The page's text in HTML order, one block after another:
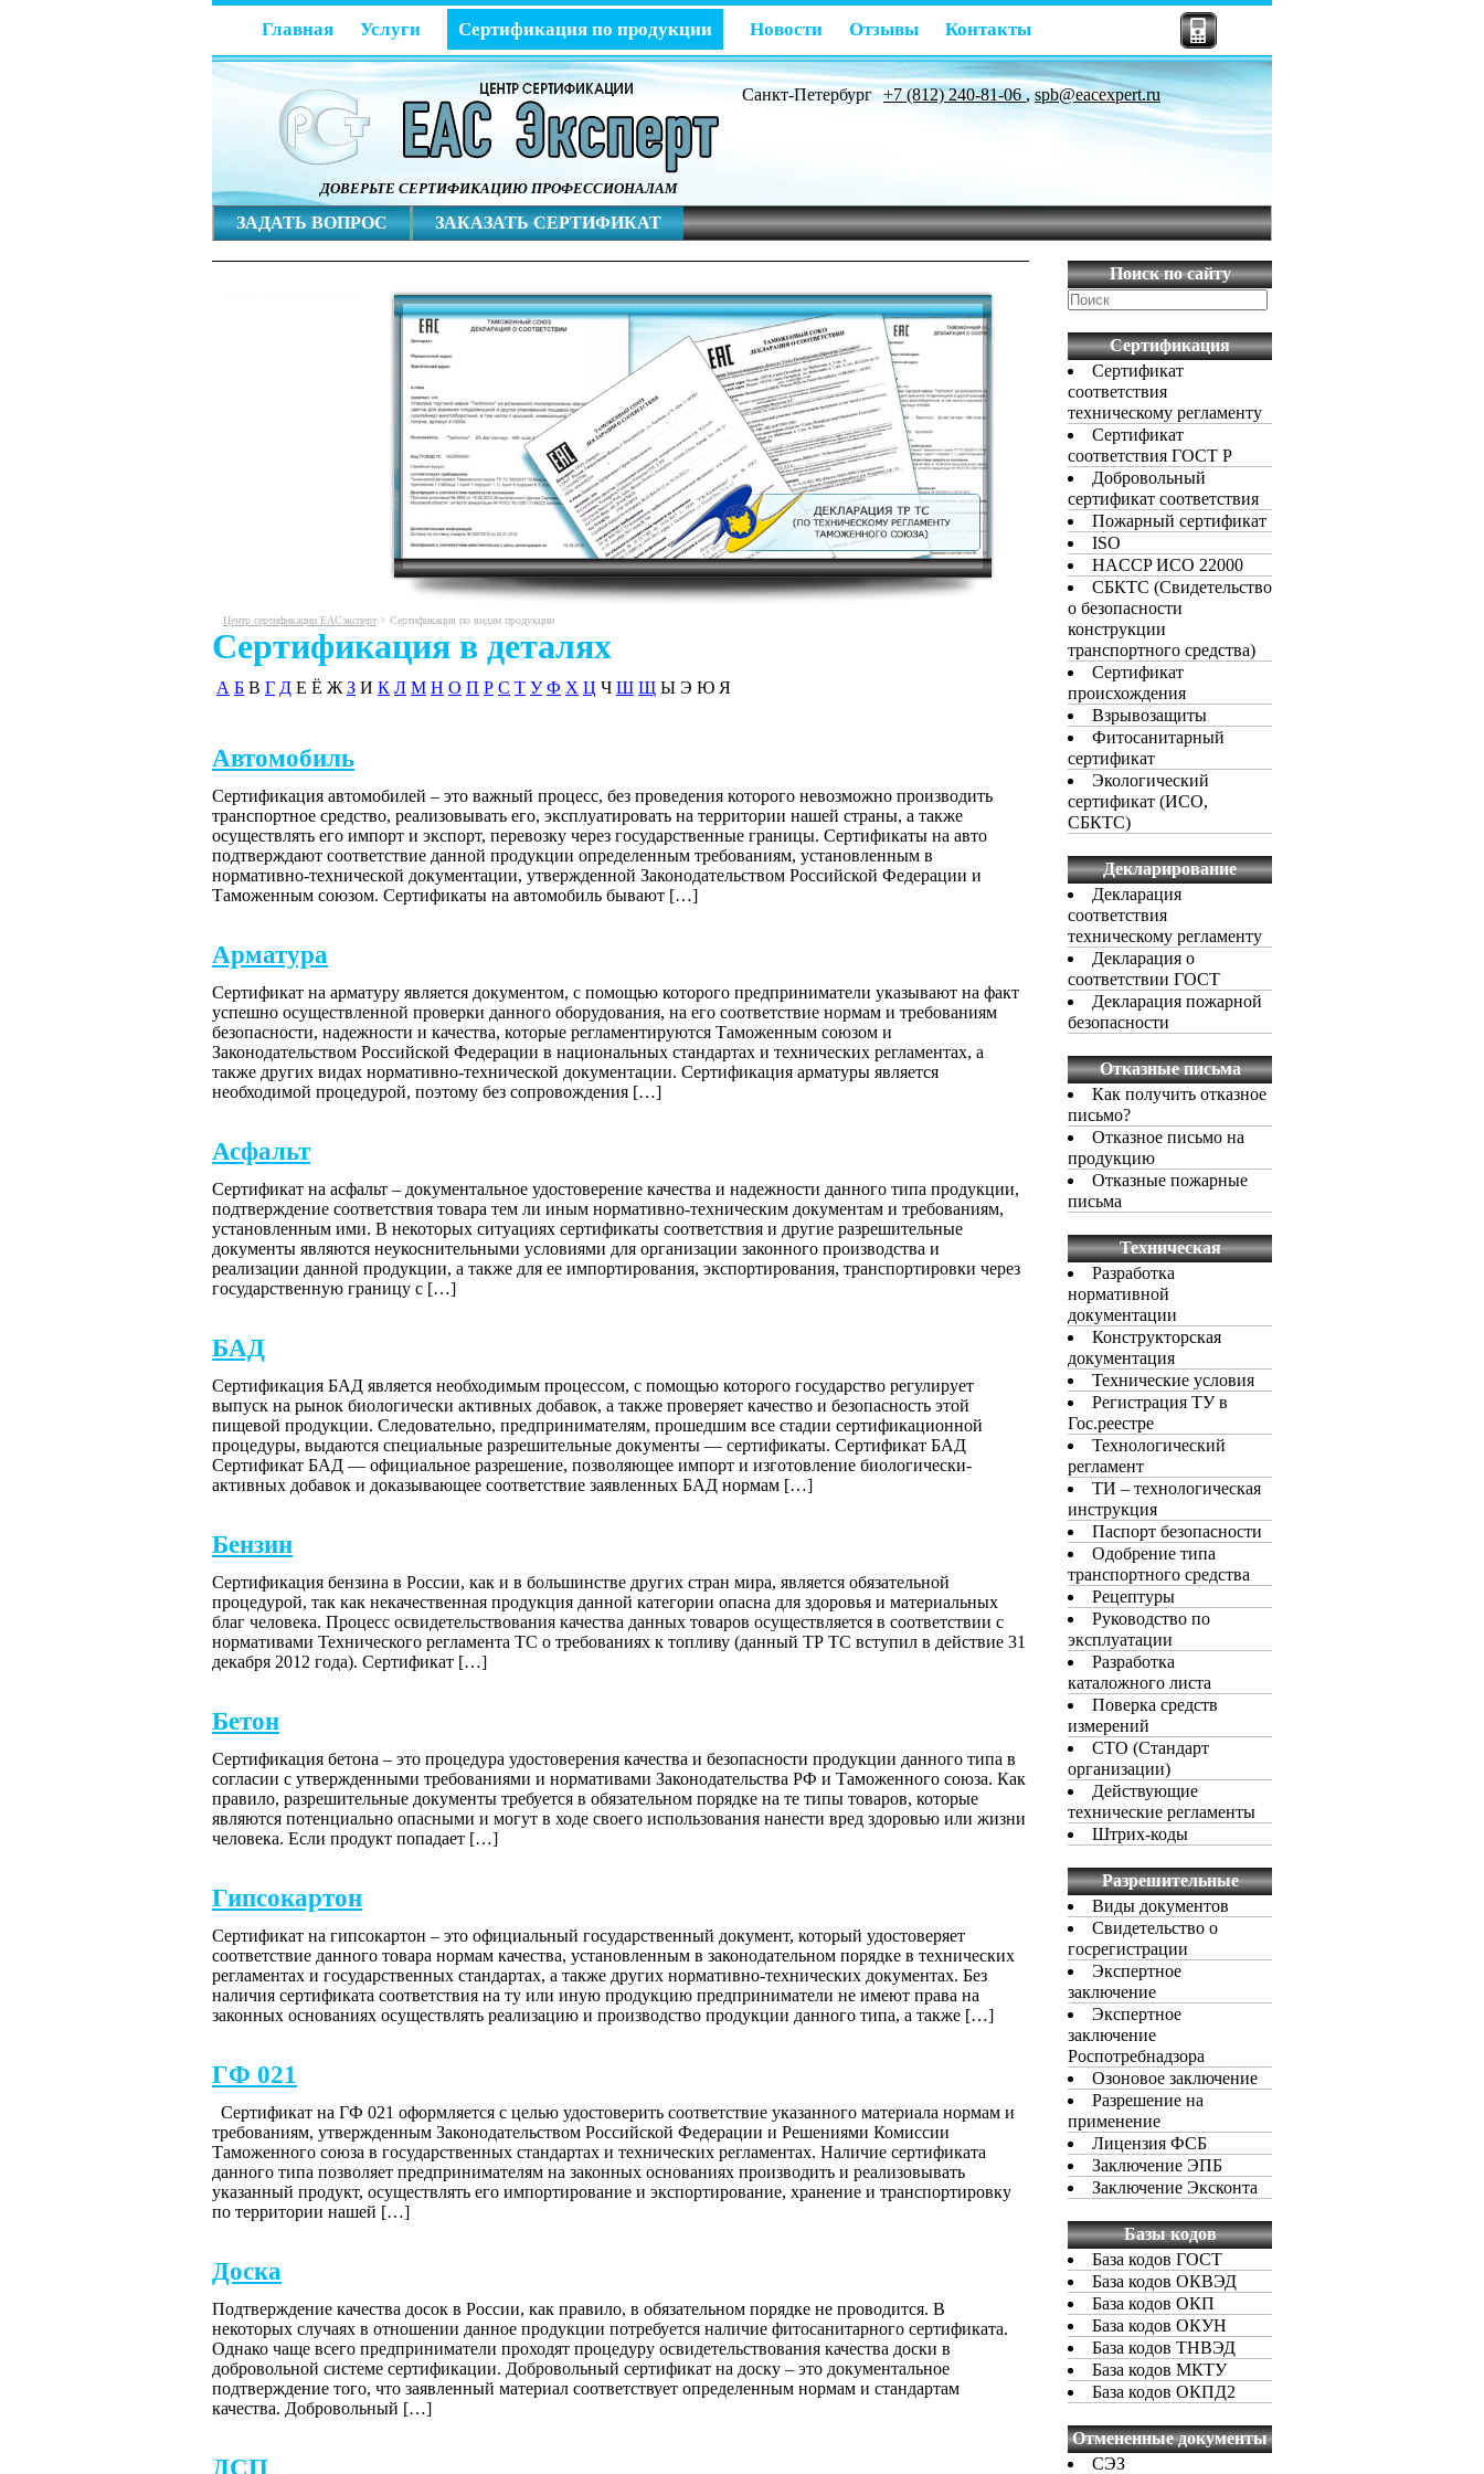
Главная Услуги Сертификация по продукции Новости Отзывы Контакты
ДОВЕРЬТЕ СЕРТИФИКАЦИЮ ПРОФЕССИОНАЛАМ
Санкт-Петербург +7 (812) 240-81-06 ,spb@eacexpert.ru
ЗАДАТЬ ВОПРОС ЗАКАЗАТЬ СЕРТИФИКАТ
Центр сертификации ЕАСэксперт > Сертификация по видам продукции
Сертификация в деталях
А Б В Г Д Е Ё Ж З И К Л М Н О П Р С Т У Ф Х Ц Ч Ш Щ Ы Э Ю Я
Автомобиль
Сертификация автомобилей – это важный процесс, без проведения которого невозможно производить
транспортное средство, реализовывать его, эксплуатировать на территории нашей страны, а также
осуществлять его импорт и экспорт, перевозку через государственные границы. Сертификаты на авто
подтверждают соответствие данной продукции определенным требованиям, установленным в
нормативно-технической документации, утвержденной Законодательством Российской Федерации и
Таможенным союзом. Сертификаты на автомобиль бывают […]
Арматура
Сертификат на арматуру является документом, с помощью которого предприниматели указывают на факт
успешно осуществленной проверки данного оборудования, на его соответствие нормам и требованиям
безопасности, надежности и качества, которые регламентируются Таможенным союзом и
Законодательством Российской Федерации в национальных стандартах и технических регламентах, а
также других видах нормативно-технической документации. Сертификация арматуры является
необходимой процедурой, поэтому без сопровождения […]
Асфальт
Сертификат на асфальт – документальное удостоверение качества и надежности данного типа продукции,
подтверждение соответствия товара тем ли иным нормативно-техническим документам и требованиям,
установленным ими. В некоторых ситуациях сертификаты соответствия и другие разрешительные
документы являются неукоснительными условиями для организации законного производства и
реализации данной продукции, а также для ее импортирования, экспортирования, транспортировки через
государственную границу с […]
БАД
Сертификация БАД является необходимым процессом, с помощью которого государство регулирует
выпуск на рынок биологически активных добавок, а также проверяет качество и безопасность этой
пищевой продукции. Следовательно, предпринимателям, прошедшим все стадии сертификационной
процедуры, выдаются специальные разрешительные документы — сертификаты. Сертификат БАД
Сертификат БАД — официальное разрешение, позволяющее импорт и изготовление биологически-
активных добавок и доказывающее соответствие заявленных БАД нормам […]
Бензин
Сертификация бензина в России, как и в большинстве других стран мира, является обязательной
процедурой, так как некачественная продукция данной категории опасна для здоровья и материальных
благ человека. Процесс освидетельствования качества данных товаров осуществляется в соответствии с
нормативами Технического регламента ТС о требованиях к топливу (данный ТР ТС вступил в действие 31
декабря 2012 года). Сертификат […]
Бетон
Сертификация бетона – это процедура удостоверения качества и безопасности продукции данного типа в
согласии с утвержденными требованиями и нормативами Законодательства РФ и Таможенного союза. Как
правило, разрешительные документы требуется в обязательном порядке на те типы товаров, которые
являются потенциально опасными и могут в ходе своего использования нанести вред здоровью или жизни
человека. Если продукт попадает […]
Гипсокартон
Сертификат на гипсокартон – это официальный государственный документ, который удостоверяет
соответствие данного товара нормам качества, установленным в законодательном порядке в технических
регламентах и государственных стандартах, а также других нормативно-технических документах. Без
наличия сертификата соответствия на ту или иную продукцию предприниматели не имеют права на
законных основаниях осуществлять реализацию и производство продукции данного типа, а также […]
ГФ 021
Сертификат на ГФ 021 оформляется с целью удостоверить соответствие указанного материала нормам и
требованиям, утвержденным Законодательством Российской Федерации и Решениями Комиссии
Таможенного союза в государственных стандартах и технических регламентах. Наличие сертификата
данного типа позволяет предпринимателям на законных основаниях производить и реализовывать
указанный продукт, осуществлять его импортирование и экспортирование, хранение и транспортировку
по территории нашей […]
Доска
Подтверждение качества досок в России, как правило, в обязательном порядке не проводится. В
некоторых случаях в отношении данное продукции потребуется наличие фитосанитарного сертификата.
Однако чаще всего предприниматели проходят процедуру освидетельствования качества доски в
добровольной системе сертификации. Добровольный сертификат на доску – это документальное
подтверждение того, что заявленный материал соответствует определенным нормам и стандартам
качества. Добровольный […]
ДСП
Поиск по сайту
Сертификация
Сертификат
соответствия
техническому регламенту
Сертификат
соответствия ГОСТ Р
Добровольный
сертификат соответствия
Пожарный сертификат
ISO
HACCP ИСО 22000
СБКТС (Свидетельство
о безопасности
конструкции
транспортного средства)
Сертификат
происхождения
Взрывозащиты
Фитосанитарный
сертификат
Экологический
сертификат (ИСО,
СБКТС)
Декларирование
Декларация
соответствия
техническому регламенту
Декларация о
соответствии ГОСТ
Декларация пожарной
безопасности
Отказные письма
Как получить отказное
письмо?
Отказное письмо на
продукцию
Отказные пожарные
письма
Техническая
документация
Разработка
нормативной
документации
Конструкторская
документация
Технические условия
Регистрация ТУ в
Гос.реестре
Технологический
регламент
ТИ – технологическая
инструкция
Паспорт безопасности
Одобрение типа
транспортного средства
Рецептуры
Руководство по
эксплуатации
Разработка
каталожного листа
Поверка средств
измерений
СТО (Стандарт
организации)
Действующие
технические регламенты
Штрих-коды
Разрешительные
документы
Виды документов
Свидетельство о
госрегистрации
Экспертное
заключение
Экспертное
заключение
Роспотребнадзора
Озоновое заключение
Разрешение на
применение
Лицензия ФСБ
Заключение ЭПБ
Заключение Эксконта
Базы кодов
База кодов ГОСТ
База кодов ОКВЭД
База кодов ОКП
База кодов ОКУН
База кодов ТНВЭД
База кодов МКТУ
База кодов ОКПД2
Отмененные документы
СЭЗ